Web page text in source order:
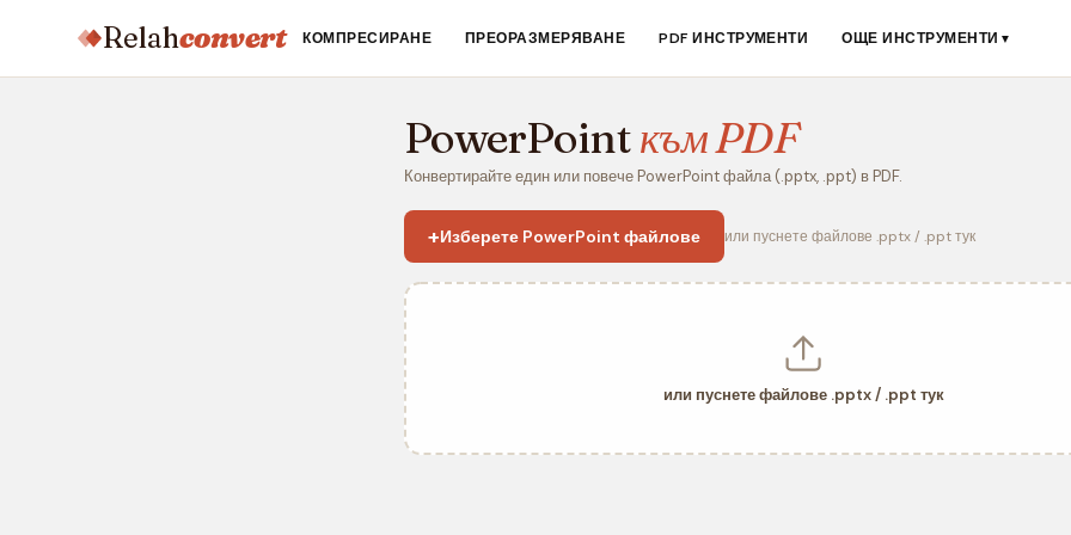
Relahconvert КОМПРЕСИРАНЕ ПРЕОРАЗМЕРЯВАНЕ PDF ИНСТРУМЕНТИ ОЩЕ ИНСТРУМЕНТИ ▼
PowerPointкъм PDF
Конвертирайте един или повече PowerPoint файла (.pptx, .ppt) в PDF.
+Изберете PowerPoint файлове или пуснете файлове .pptx / .ppt тук
или пуснете файлове .pptx / .ppt тук